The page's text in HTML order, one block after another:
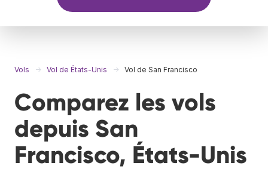
Vols Vol de États-Unis Vol de San Francisco
Comparez les vols
depuis San
Francisco, États-Unis